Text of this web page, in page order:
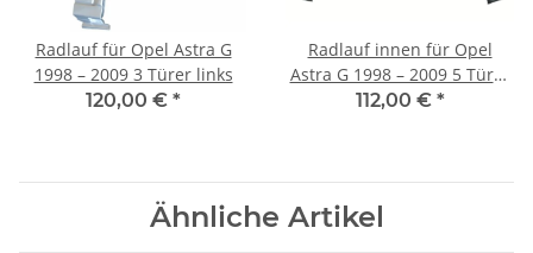
Radlauf für Opel Astra G
1998 – 2009 3 Türer links
120,00 € *
Radlauf innen für Opel
Astra G 1998 – 2009 5 Türer
links
112,00 € *
Ähnliche Artikel